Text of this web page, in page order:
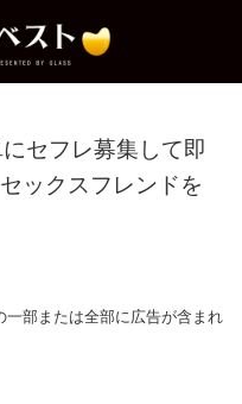
セフレ募集して即
ックスフレンドを
部または全部に広告が含まれ